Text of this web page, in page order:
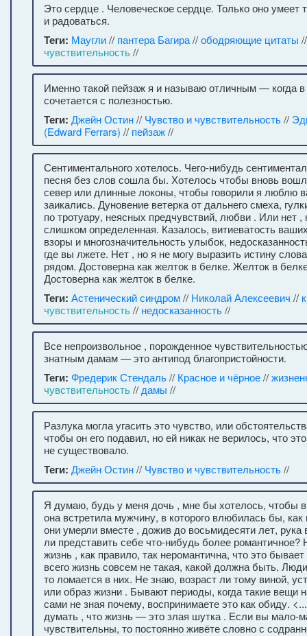
Это сердце . Человеческое сердце. Только оно умеет
и радоваться.
Теги: Маугли// пантера Багира//ободряющие цитаты
чувствительность//
Именно такой пейзаж я и называю отличным — когда в
сочетается с полезностью.
Теги: Джейн Остин// Чувство и чувствительность//
(Edward Ferrars) // пейзаж//
Сентиментального хотелось. Чего-нибудь
песня без слов сошла бы. Хотелось чтобы вновь
север или длинные локоны, чтобы говорили я люблю
заикались. Дуновение ветерка от дальнего смеха,
по тротуару, неясных предчувствий, любви . Или нет
слишком определенная. Казалось, витиеватость
взоры и многозначительность улыбок,
где вы лжете. Нет , но я не могу выразить истину
рядом. Достоверна как желток в белке. Желток в
Достоверна как желток в белке.
Теги: Астенический синдром// Николай Алексеевич //
чувствительность// недосказанность//
Все непроизвольное , порожденное
знатным дамам — это антипод благопристойности.
Теги: Фредерик Стендаль// Красное и чёрное//
чувствительность// дамы //
Разлука могла угасить это чувство, или
чтобы он его подавил, но ей никак не верилось, что
не существовало.
Теги: Джейн Остин// Чувство и чувствительность//
Я думаю, будь у меня дочь , мне бы хотелось, чтобы
она встретила мужчину, в которого влюбилась бы,
они умерли вместе , дожив до восьмидесяти лет,
ли представить себе что-нибудь более романтичное?
жизнь , как правило, так неромантична, что это
всего жизнь совсем не такая, какой должна быть.
то ломается в них. Не знаю, возраст ли тому виной,
или образ жизни . Бывают периоды, когда такие вещи
сами не зная почему, воспринимаете это как обиду.
думать , что жизнь — это злая шутка . Если вы мало-
чувствительны, то постоянно живёте словно с